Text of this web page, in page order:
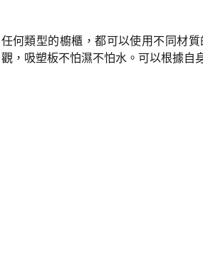
任何類型的櫥櫃，都可以使用不同材
觀，吸塑板不怕濕不怕水。 可以根據自